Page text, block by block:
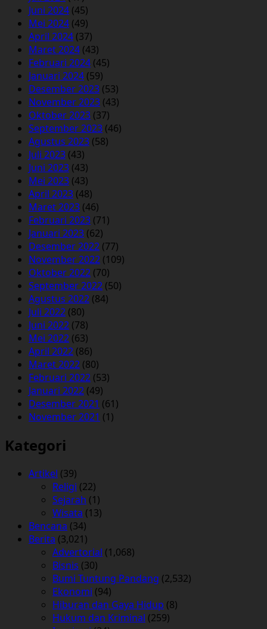
Juni 2024 (45)
Mei 2024 (49)
April 2024 (37)
Maret 2024 (43)
Februari 2024 (45)
Januari 2024 (59)
Desember 2023 (53)
November 2023 (43)
Oktober 2023 (37)
September 2023 (46)
Agustus 2023 (58)
Juli 2023 (43)
Juni 2023 (43)
Mei 2023 (43)
April 2023 (48)
Maret 2023 (46)
Februari 2023 (71)
Januari 2023 (62)
Desember 2022 (77)
November 2022 (109)
Oktober 2022 (70)
September 2022 (50)
Agustus 2022 (84)
Juli 2022 (80)
Juni 2022 (78)
Mei 2022 (63)
April 2022 (86)
Maret 2022 (80)
Februari 2022 (53)
Januari 2022 (49)
Desember 2021 (61)
November 2021 (1)
Kategori
Artikel (39)
Religi (22)
Sejarah (1)
Wisata (13)
Bencana (34)
Berita (3,021)
Advertorial (1,068)
Bisnis (30)
Bumi Tuntung Pandang (2,532)
Ekonomi (94)
Hiburan dan Gaya Hidup (8)
Hukum dan Kriminal (259)